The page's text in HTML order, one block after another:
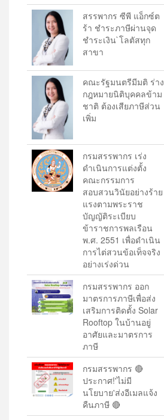
สรรพากร ซีพี แอ็กซ์ต
ร้า ชำระภาษีผ่านจุด
ชำระเงิน`โลตัสทุก
สาขา
คณะรัฐมนตรีมีมติ ร่าง
กฎหมายนิติบุคคลข้าม
ชาติ ต้องเสียภาษีส่วน
เพิ่ม
กรมสรรพากร เร่ง
ดำเนินการแต่งตั้ง
คณะกรรมการ
สอบสวนวินัยอย่างร้าย
แรงตามพระราช
บัญญัติระเบียบ
ข้าราชการพลเรือน
พ.ศ. 2551 เพื่อดำเนิน
การไต่สวนข้อเท็จจริง
อย่างเร่งด่วน
กรมสรรพากร ออก
มาตรการภาษีเพื่อส่ง
เสริมการติดตั้ง Solar
Rooftop ในบ้านอยู่
อาศัยและมาตรการ
ภาษี
กรมสรรพากร 🔴
ประกาศ!'ไม่มี
นโยบาย'ส่งอีเมลแจ้ง
คืนภาษี 🔴